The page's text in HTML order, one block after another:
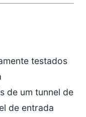
testados
de um tunnel de
de entrada